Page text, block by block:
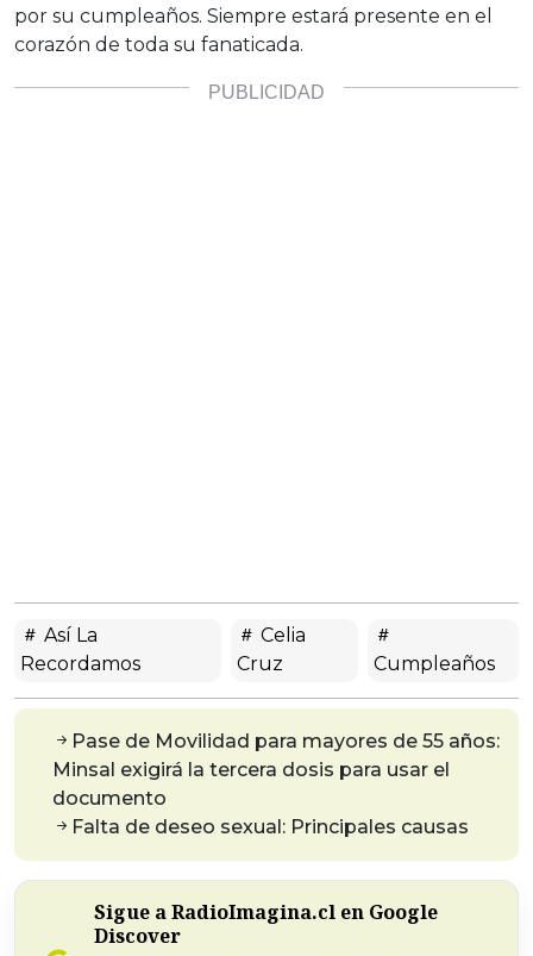
por su cumpleaños. Siempre estará presente en el
corazón de toda su fanaticada.
Así La
Recordamos
Celia
Cruz
Cumpleaños
Pase de Movilidad para mayores de 55 años:
Minsal exigirá la tercera dosis para usar el
documento
Falta de deseo sexual: Principales causas
Sigue a RadioImagina.cl en Google
Discover